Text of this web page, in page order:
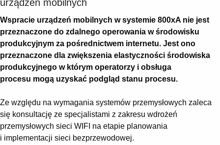
urządzeń mobilnych
Wspracie urządzeń mobilnych w systemie 800xA nie jest
przeznaczone do zdalnego operowania w środowisku
produkcyjnym za pośrednictwem internetu. Jest ono
przeznaczone dla zwiększenia elastyczności środowiska
produkcyjnego w którym operatorzy i obsługa
procesu mogą uzyskać podgląd stanu procesu.
Ze względu na wymagania systemów przemysłowych zaleca
się konsultację ze specjalistami z zakresu wdrożeń
przemysłowych sieci WIFI na etapie planowania
i implementacji sieci bezprzewodowej.